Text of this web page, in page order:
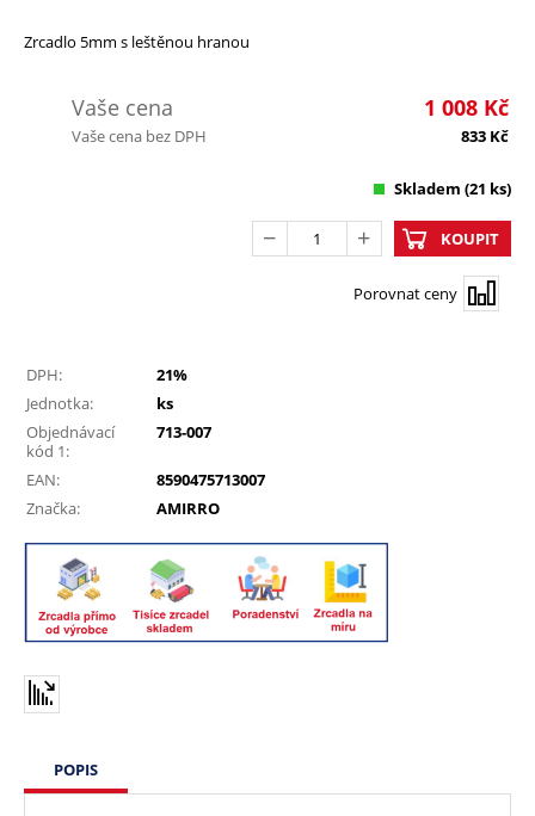
Zrcadlo 5mm s leštěnou hranou
Vaše cena 1 008 Kč
Vaše cena bez DPH 833 Kč
Skladem (21 ks)
Porovnat ceny
KOUPIT
DPH:
21%
Jednotka:
ks
Objednávací
kód 1:
713-007
EAN:
8590475713007
Značka:
AMIRRO
POPIS